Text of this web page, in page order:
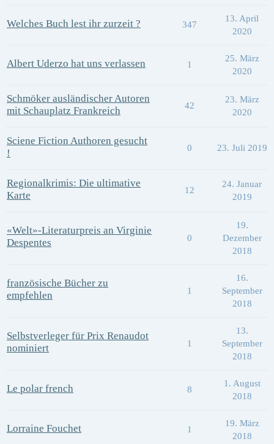
Welches Buch lest ihr zurzeit ? 347
13. April
2020
Albert Uderzo hat uns verlassen 1
25. März
2020
Schmöker ausländischer Autoren
mit Schauplatz Frankreich
42
23. März
2020
Sciene Fiction Authoren gesucht
!
0 23. Juli 2019
Regionalkrimis: Die ultimative
Karte
12
24. Januar
2019
«Welt»-Literaturpreis an Virginie
Despentes
0
19.
Dezember
2018
französische Bücher zu
empfehlen
1
16.
September
2018
Selbstverleger für Prix Renaudot
nominiert
1
13.
September
2018
Le polar french 8
1. August
2018
Lorraine Fouchet 1
19. März
2018